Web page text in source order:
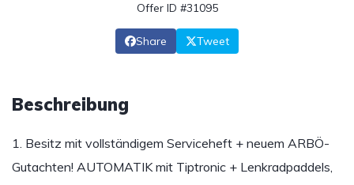
Offer ID #31095
Share Tweet
Beschreibung
1. Besitz mit vollständigem Serviceheft + neuem ARBÖ-
Gutachten! AUTOMATIK mit Tiptronic + Lenkradpaddels,